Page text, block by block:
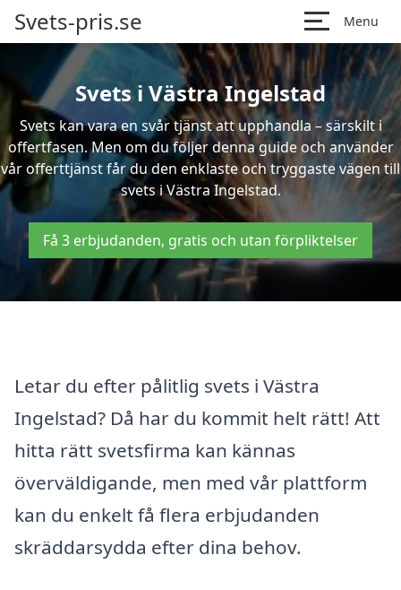
Svets-pris.se Menu
Svets i Västra Ingelstad
Svets kan vara en svår tjänst att upphandla – särskilt i
offertfasen. Men om du följer denna guide och använder
vår offerttjänst får du den enklaste och tryggaste vägen till
svets i Västra Ingelstad.
Få 3 erbjudanden, gratis och utan förpliktelser
Letar du efter pålitlig svets i Västra
Ingelstad? Då har du kommit helt rätt! Att
hitta rätt svetsfirma kan kännas
överväldigande, men med vår plattform
kan du enkelt få flera erbjudanden
skräddarsydda efter dina behov.